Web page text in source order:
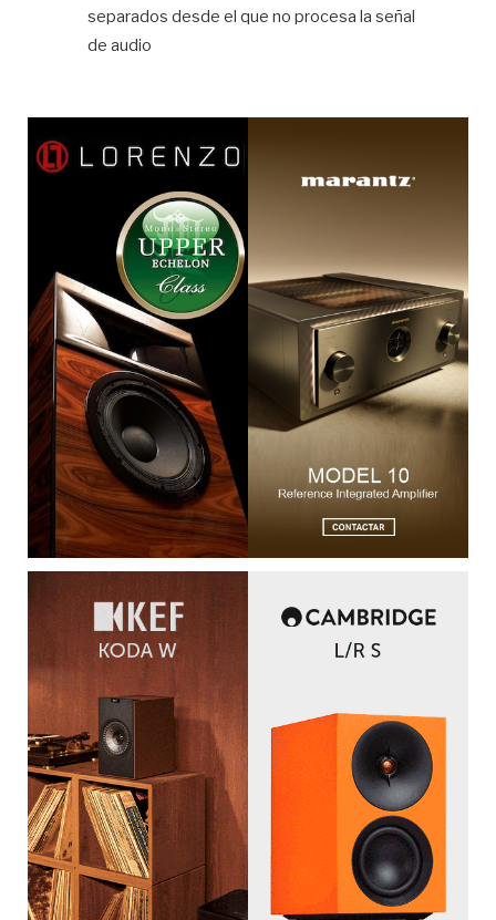
separados desde el que no procesa la señal
de audio